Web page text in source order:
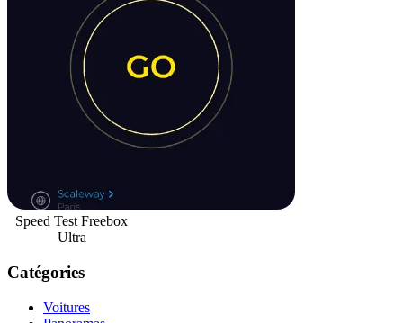
Speed Test Freebox
Ultra
Catégories
Voitures